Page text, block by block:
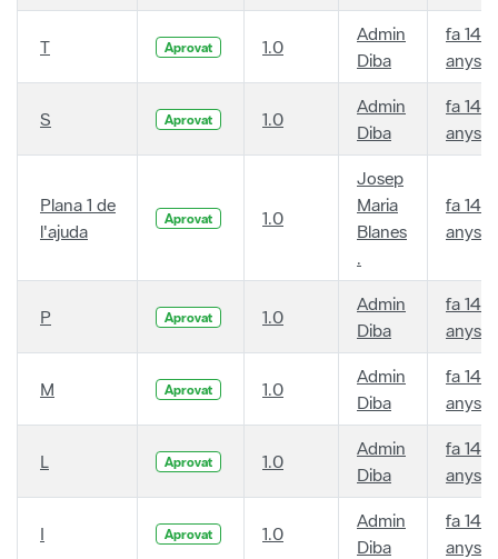
T Aprovat 1.0
Admin
Diba
fa 14
anys
S Aprovat 1.0
Admin
Diba
fa 14
anys
Plana 1 de
l'ajuda
Aprovat 1.0
Josep
Maria
Blanes
.
fa 14
anys
P Aprovat 1.0
Admin
Diba
fa 14
anys
M Aprovat 1.0
Admin
Diba
fa 14
anys
L Aprovat 1.0
Admin
Diba
fa 14
anys
I Aprovat 1.0
Admin
Diba
fa 14
anys